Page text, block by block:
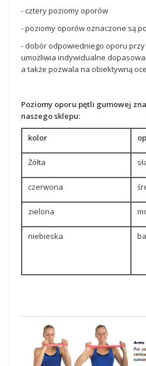
- cztery poziomy oporów
- poziomy oporów oznaczone są
- dobór odpowiedniego oporu
umożliwia indywidualne
a także pozwala na obiektywną
Poziomy oporu pętli gumowej
naszego sklepu:
kolor
Żółta
czerwona
zielona
niebieska